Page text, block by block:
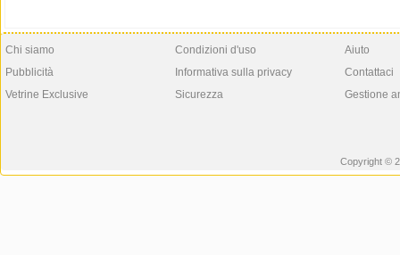
Chi siamo
Pubblicità
Vetrine Exclusive
Condizioni d'uso
Informativa sulla privacy
Sicurezza
Aiuto
Contattaci
Gestione
Copyright ©